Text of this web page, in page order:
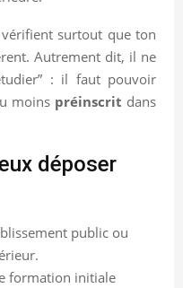
surtout que ton
Autrement dit, il ne
: il faut pouvoir
moins préinscrit dans
déposer
public ou
formation initiale